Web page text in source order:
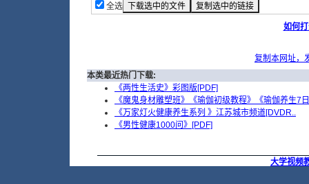
全选
如何
复制本网址，
本类最近热门下载:
《两性生活史》彩图版[PDF]
《魔鬼身材雕塑班》《瑜伽初级教程》《瑜伽养生7
《万家灯火健康养生系列 》江苏城市频道[DVDR..
《男性健康1000问》[PDF]
大学视频